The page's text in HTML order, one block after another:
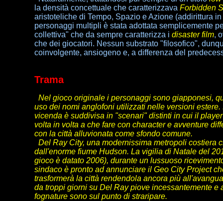
la densità concettuale che caratterizzava Forbidden
aristoteliche di Tempo, Spazio e Azione (addirittura in
personaggi multipli è stata adottata semplicemente
collettiva" che da sempre caratterizza i disaster film,
che dei giocatori. Nessun substrato "filosofico",
coinvolgente, ansiogeno e, a differenza del
Trama
Nel gioco originale i personaggi sono giapponesi,
uso dei nomi anglofoni utilizzati nelle versioni estere.
vicenda è suddivisa in "scenari" distinti in cui il
volta in volta a che fare con character e avventure
con la città alluvionata come sfondo comune.
Del Ray City, una modernissima metropoli costiera
dall'enorme fiume Hudson. La vigilia di Natale del
gioco è datato 2006), durante un lussuoso
sindaco è pronto ad annunciare il Geo City Project
trasformerà la città rendendola ancora più
da troppi giorni su Del Ray piove incessantemente e
fognature sono sul punto di straripare.